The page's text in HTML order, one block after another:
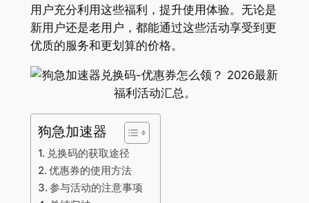
用户充分利用这些福利，提升使用体验。无论是
新用户还是老用户，都能通过这些活动享受到更
优质的服务和更划算的价格。
狗急加速器
兑换码的获取途径
优惠券的使用方法
参与活动的注意事项